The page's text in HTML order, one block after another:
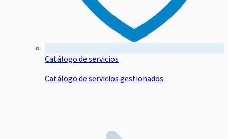
Catálogo de servicios
Catálogo de servicios gestionados